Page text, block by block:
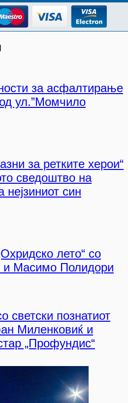
за асфалтирање
ул.”Момчило
за ретките херои“
сведоштво на
нејзиниот син
лето“ со
и Масимо Полидори
светски познатиот
Миленковиќ и
„Профундис“